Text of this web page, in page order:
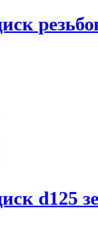
d125